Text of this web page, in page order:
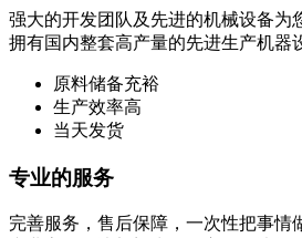
强大的开发团队及先进的机械设备为
拥有国内整套高产量的先进生产机器
原料储备充裕
生产效率高
当天发货
专业的服务
完善服务，售后保障，一次性把事情